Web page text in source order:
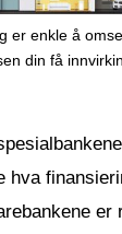
er enkle å
din få
hva
er